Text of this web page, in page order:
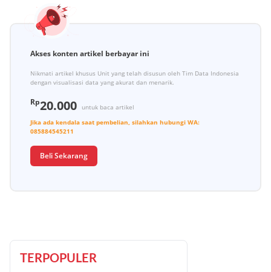
Akses konten artikel berbayar ini
Nikmati artikel khusus Unit yang telah disusun oleh Tim Data Indonesia
dengan visualisasi data yang akurat dan menarik.
Rp20.000
untuk baca artikel
Jika ada kendala saat pembelian, silahkan hubungi WA:
085884545211
Beli Sekarang
TERPOPULER